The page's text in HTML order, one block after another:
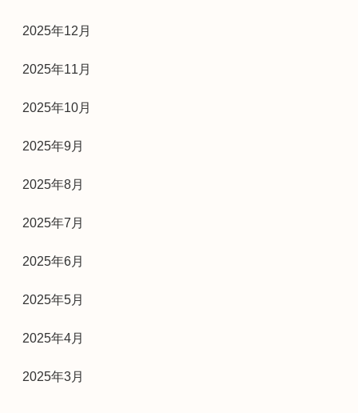
2025年12月
2025年11月
2025年10月
2025年9月
2025年8月
2025年7月
2025年6月
2025年5月
2025年4月
2025年3月